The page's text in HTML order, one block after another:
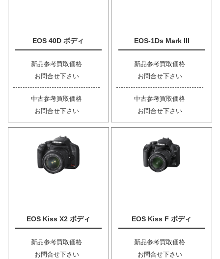
EOS 40D ボディ
新品参考買取価格
お問合せ下さい
中古参考買取価格
お問合せ下さい
EOS-1Ds Mark III
新品参考買取価格
お問合せ下さい
中古参考買取価格
お問合せ下さい
EOS Kiss X2 ボディ
新品参考買取価格
お問合せ下さい
EOS Kiss F ボディ
新品参考買取価格
お問合せ下さい